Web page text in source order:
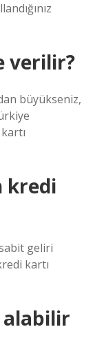
verilir?
büyükseniz,
kredi
geliri
kartı
alabilir